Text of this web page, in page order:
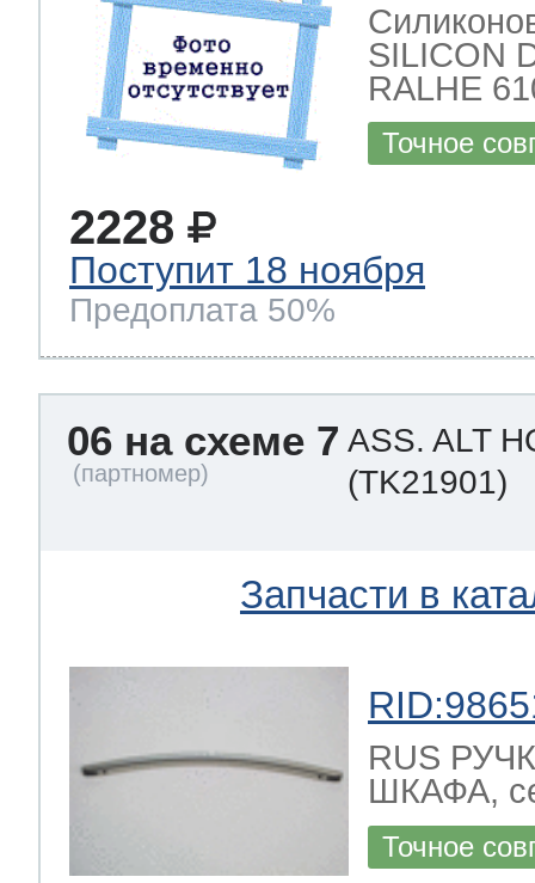
SILICON
RALHE
Точное
2228
Поступит 18 ноября
Предоплата 50%
06 на схеме 7 ASS. ALT
(TK21901)
Запчасти в
RUS
ШКАФА,
Точное